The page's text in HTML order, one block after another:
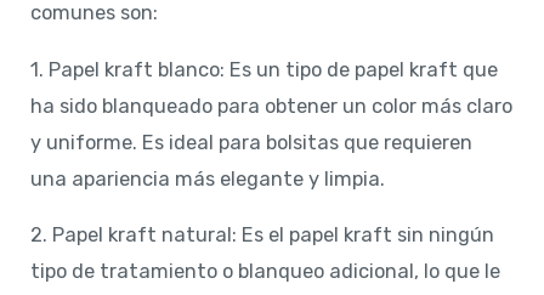
comunes son:
1. Papel kraft blanco: Es un tipo de papel kraft que
ha sido blanqueado para obtener un color más claro
y uniforme. Es ideal para bolsitas que requieren
una apariencia más elegante y limpia.
2. Papel kraft natural: Es el papel kraft sin ningún
tipo de tratamiento o blanqueo adicional, lo que le